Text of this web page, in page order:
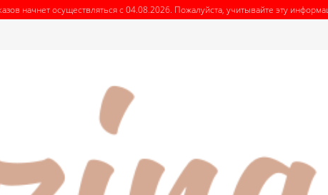
начнет осуществляться с 04.08.2026. Пожалуйста, учитывайте эту